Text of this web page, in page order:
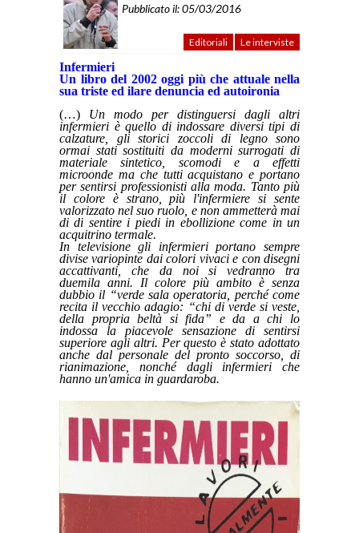
Pubblicato il: 05/03/2016
Editoriali Le interviste
Infermieri
Un libro del 2002 oggi più che attuale nella
sua triste ed ilare denuncia ed autoironia
(…) Un modo per distinguersi dagli altri
infermieri è quello di indossare diversi tipi di
calzature, gli storici zoccoli di legno sono
ormai stati sostituiti da moderni surrogati di
materiale sintetico, scomodi e a effetti
microonde ma che tutti acquistano e portano
per sentirsi professionisti alla moda. Tanto più
il colore è strano, più l'infermiere si sente
valorizzato nel suo ruolo, e non ammetterà mai
di di sentire i piedi in ebollizione come in un
acquitrino termale.
In televisione gli infermieri portano sempre
divise variopinte dai colori vivaci e con disegni
accattivanti, che da noi si vedranno tra
duemila anni. Il colore più ambito è senza
dubbio il “verde sala operatoria, perché come
recita il vecchio adagio: “chi di verde si veste,
della propria beltà si fida” e da a chi lo
indossa la piacevole sensazione di sentirsi
superiore agli altri. Per questo è stato adottato
anche dal personale del pronto soccorso, di
rianimazione, nonché dagli infermieri che
hanno un'amica in guardaroba.